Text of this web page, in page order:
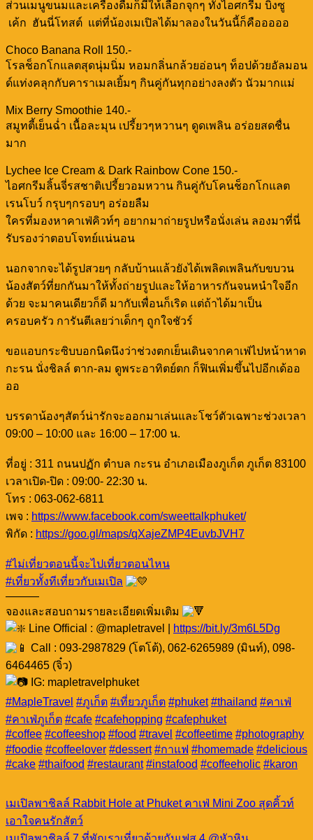
ส่วนเมนูขนมและเครื่องดื่มก็มีให้เลือกจุกๆ ทั้งไอศกรีม บิงซู
เค้ก ฮันนี่โทสต์ แต่ที่น้องเมเปิลได้มาลองในวันนี้ก็คือออออ
Choco Banana Roll 150.-
โรลช็อกโกแลตสุดนุ่มนิ่ม หอมกลิ่นกล้วยอ่อนๆ ท็อปด้วยอัลมอน
ด์แท่งคลุกกับคาราเมลเยิ้มๆ กินคู่กันทุกอย่างลงตัว นัวมากแม่
Mix Berry Smoothie 140.-
สมูทตี้เย็นฉ่ำ เนื้อละมุน เปรี้ยวๆหวานๆ ดูดเพลิน อร่อยสดชื่น
มาก
Lychee Ice Cream & Dark Rainbow Cone 150.-
ไอศกรีมลิ้นจี่รสชาติเปรี้ยวอมหวาน กินคู่กับโคนช็อกโกแลต
เรนโบว์ กรุบๆกรอบๆ อร่อยลืม
ใครที่มองหาคาเฟ่คิวท์ๆ อยากมาถ่ายรูปหรือนั่งเล่น ลองมาที่นี่
รับรองว่าตอบโจทย์แน่นอน
นอกจากจะได้รูปสวยๆ กลับบ้านแล้วยังได้เพลิดเพลินกับขบวน
น้องสัตว์ที่ยกกันมาให้ทั้งถ่ายรูปและให้อาหารกันจนหนำใจอีก
ด้วย จะมาคนเดียวก็ดี มากับเพื่อนก็เริด แต่ถ้าได้มาเป็น
ครอบครัว การันตีเลยว่าเด็กๆ ถูกใจชัวร์
ขอแอบกระซิบบอกนิดนึงว่าช่วงตกเย็นเดินจากคาเฟ่ไปหน้าหาด
กะรน นั่งชิลล์ ตาก-ลม ดูพระอาทิตย์ตก ก็ฟินเพิ่มขึ้นไปอีกเด้ออ
ออ
บรรดาน้องๆสัตว์น่ารักจะออกมาเล่นและโชว์ตัวเฉพาะช่วงเวลา
09:00 – 10:00 และ 16:00 – 17:00 น.
ที่อยู่ : 311 ถนนปฏัก ตำบล กะรน อำเภอเมืองภูเก็ต ภูเก็ต 83100
เวลาเปิด-ปิด : 09:00- 22:30 น.
โทร : 063-062-6811
เพจ : https://www.facebook.com/sweettalkphuket/
พิกัด : https://goo.gl/maps/qXajeZMP4EuvbJVH7
#ไม่เที่ยวตอนนี้จะไปเที่ยวตอนไหน
#เที่ยวทั้งทีเที่ยวกับเมเปิล
———
จองและสอบถามรายละเอียดเพิ่มเติม
Line Official : @mapletravel |
https://bit.ly/3m6L5Dg
Call : 093-2987829 (โตโต้), 062-6265989 (มินท์), 098-
6464465 (จิ๋ว)
IG: mapletravelphuket
#MapleTravel #ภูเก็ต #เที่ยวภูเก็ต #phuket #thailand #คาเฟ่
#คาเฟ่ภูเก็ต #cafe #cafehopping #cafephuket
#coffee #coffeeshop #food #travel #coffeetime #photography
#foodie #coffeelover #dessert #กาแฟ #homemade #delicious
#cake #thaifood #restaurant #instafood #coffeeholic #karon
เมเปิลพาชิลล์ Rabbit Hole at Phuket คาเฟ่ Mini Zoo สุดคิ้วท์
เอาใจคนรักสัตว์